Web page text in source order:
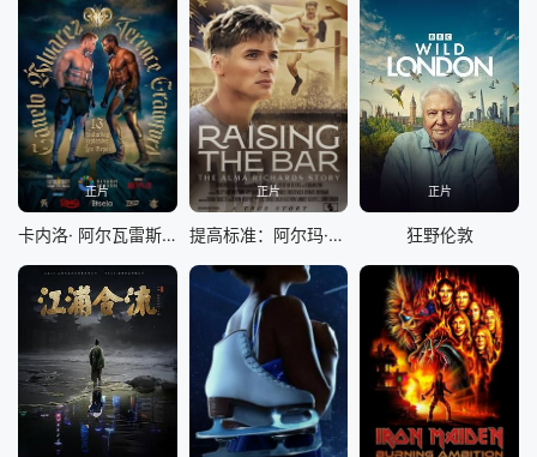
正片
卡内洛· 阿尔瓦雷斯 vs 特伦斯·克劳福德
正片
提高标准：阿尔玛·理查兹的故事
正片
狂野伦敦